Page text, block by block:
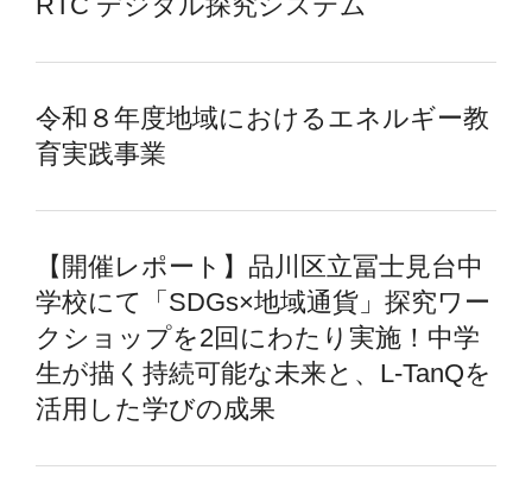
令和８年度地域におけるエネルギー教
育実践事業
【開催レポート】品川区立冨士見台中
学校にて「SDGs×地域通貨」探究ワー
クショップを2回にわたり実施！中学
生が描く持続可能な未来と、L-TanQを
活用した学びの成果